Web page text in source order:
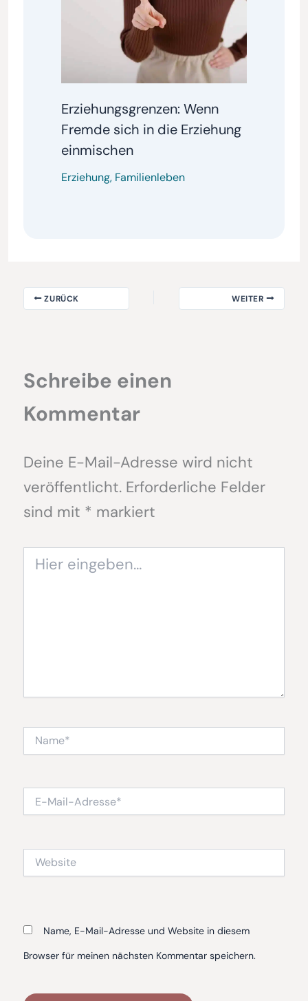
Erziehungsgrenzen: Wenn
Fremde sich in die Erziehung
einmischen
Erziehung, Familienleben
ZURÜCK WEITER
Schreibe einen
Kommentar
Deine E-Mail-Adresse wird nicht
veröffentlicht. Erforderliche Felder
sind mit * markiert
eingeben…
Mail-
Website
Name, E-Mail-Adresse und Website in diesem
Browser für meinen nächsten Kommentar speichern.